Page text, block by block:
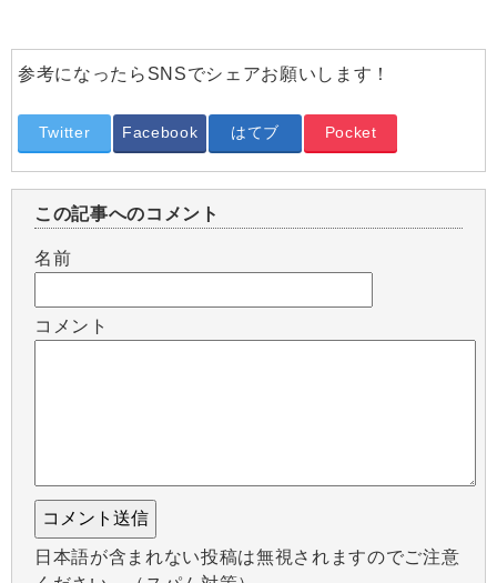
参考になったらSNSでシェアお願いします！
Twitter Facebook はてブ Pocket
この記事へのコメント
名前
コメント
日本語が含まれない投稿は無視されますのでご注意